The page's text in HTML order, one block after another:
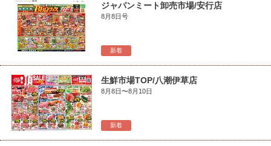
新着
ジャパンミート卸売市場/安行店
8月8日号
新着
生鮮市場TOP/八潮伊草店
8月8日〜8月10日